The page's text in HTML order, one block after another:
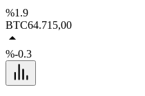
%1.9
BTC64.715,00
%-0.3